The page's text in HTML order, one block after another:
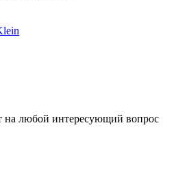
на любой интересующий вопрос